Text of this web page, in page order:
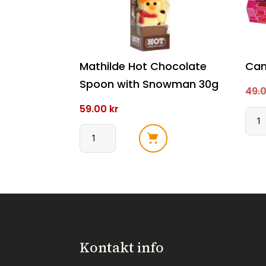
Mathilde Hot Chocolate
Spoon with Snowman 30g
59.00 kr
Mathilde
antall
Candy
Kontakt info